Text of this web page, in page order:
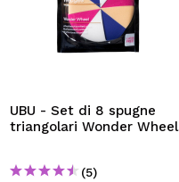
UBU - Set di 8 spugne
triangolari Wonder Wheel
(5)